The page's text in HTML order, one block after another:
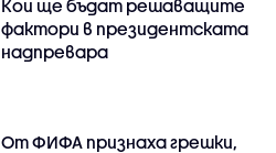
Кои ще бъдат решаващите
фактори в президентската
надпревара
От ФИФА признаха грешки,